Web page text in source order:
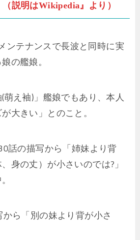
説明はWikipedia』より）
ンテナンスで長波と同時に実
の艦娘。
え袖)」艦娘でもあり、本人
大きい」とのこと。
話の描写から「姉妹より背
身の丈）が小さいのでは?」
ら「別の妹より背が小さ